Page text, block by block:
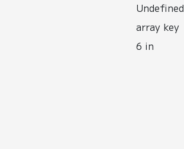
Undefined
array key
6 in